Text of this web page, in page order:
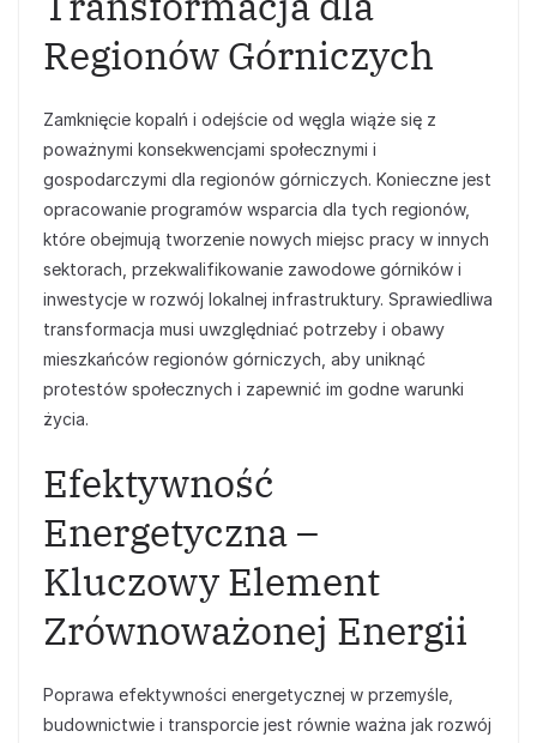
Regionów Górniczych
Zamknięcie kopalń i odejście od węgla wiąże się z
poważnymi konsekwencjami społecznymi i
gospodarczymi dla regionów górniczych. Konieczne jest
opracowanie programów wsparcia dla tych regionów,
które obejmują tworzenie nowych miejsc pracy w innych
sektorach, przekwalifikowanie zawodowe górników i
inwestycje w rozwój lokalnej infrastruktury. Sprawiedliwa
transformacja musi uwzględniać potrzeby i obawy
mieszkańców regionów górniczych, aby uniknąć
protestów społecznych i zapewnić im godne warunki
życia.
Efektywność
Energetyczna –
Kluczowy Element
Zrównoważonej Energii
Poprawa efektywności energetycznej w przemyśle,
budownictwie i transporcie jest równie ważna jak rozwój